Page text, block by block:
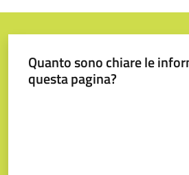
Quanto sono chiare le
questa pagina?